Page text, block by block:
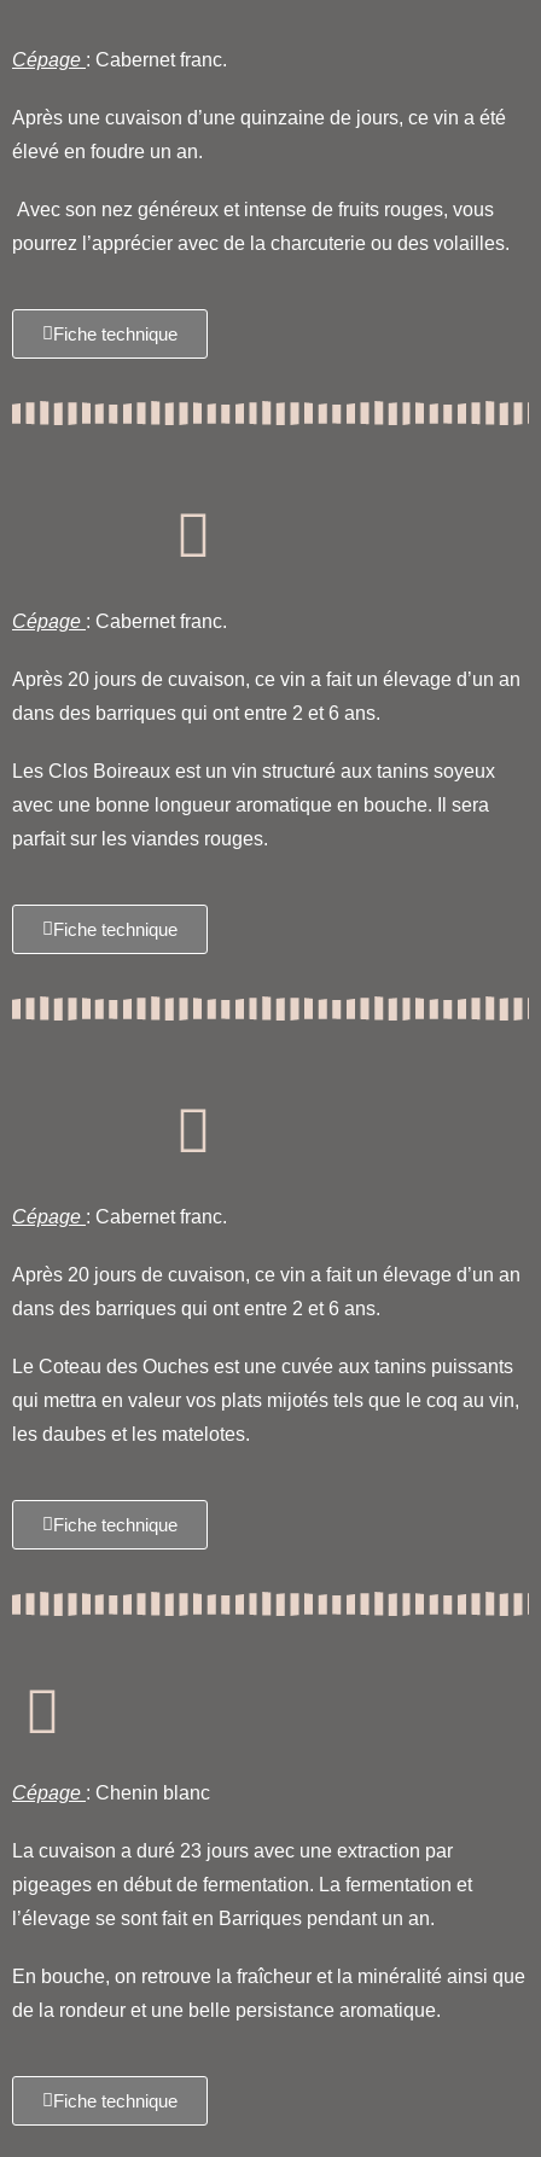
Cépage : Cabernet franc.
Après une cuvaison d’une quinzaine de jours, ce vin a été
élevé en foudre un an.
Avec son nez généreux et intense de fruits rouges, vous
pourrez l’apprécier avec de la charcuterie ou des volailles.
Fiche technique
Cépage : Cabernet franc.
Après 20 jours de cuvaison, ce vin a fait un élevage d’un an
dans des barriques qui ont entre 2 et 6 ans.
Les Clos Boireaux est un vin structuré aux tanins soyeux
avec une bonne longueur aromatique en bouche. Il sera
parfait sur les viandes rouges.
Fiche technique
Cépage : Cabernet franc.
Après 20 jours de cuvaison, ce vin a fait un élevage d’un an
dans des barriques qui ont entre 2 et 6 ans.
Le Coteau des Ouches est une cuvée aux tanins puissants
qui mettra en valeur vos plats mijotés tels que le coq au vin,
les daubes et les matelotes.
Fiche technique
Cépage : Chenin blanc
La cuvaison a duré 23 jours avec une extraction par
pigeages en début de fermentation. La fermentation et
l’élevage se sont fait en Barriques pendant un an.
En bouche, on retrouve la fraîcheur et la minéralité ainsi que
de la rondeur et une belle persistance aromatique.
Fiche technique